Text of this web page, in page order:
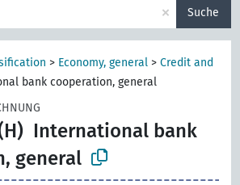
× Suche
> Economy, general >Credit and
bank cooperation, general
International bank
general